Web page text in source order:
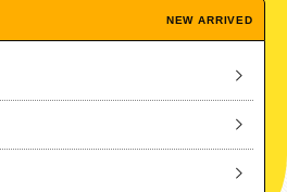
NEW ARRIVED